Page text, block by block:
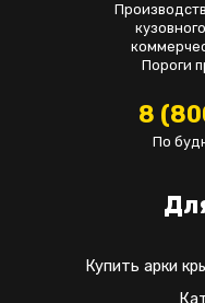
Пороги
8
По
Купить арки